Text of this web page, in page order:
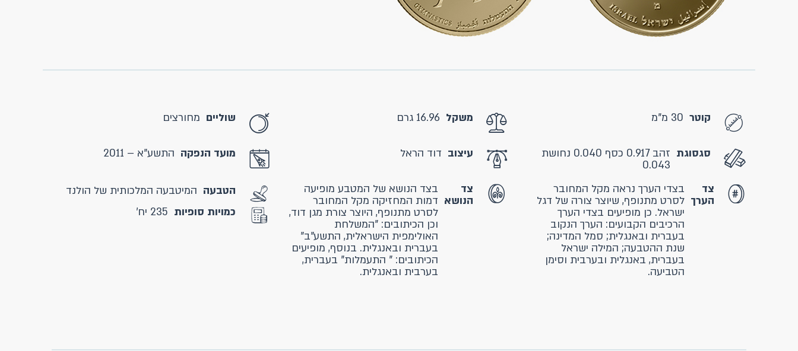
קוטר 30 מ"מ משקל 16.96 גרם שוליים מחורצים
סגסוגת
זהב 0.917 כסף 0.040 נחושת
0.043
עיצוב דוד הראל מועד הנפקה התשע"א – 2011
צד
הערך
בצדי הערך נראה מקל המחובר
לסרט מתנופף, שיוצר צורה של דגל
ישראל. כן מופיעים בצדי הערך
הרכיבים הקבועים: הערך הנקוב
בעברית ובאנגלית; סמל המדינה;
שנת ההטבעה; המילה ישראל
בעברית, באנגלית ובערבית וסימן
הטביעה.
צד
הנושא
בצד הנושא של המטבע מופיעה
דמות המחזיקה מקל המחובר
לסרט מתנופף, היוצר צורת מגן דוד,
וכן הכיתובים: "המשלחת
האולימפית הישראלית, התשע"ב"
בעברית ובאנגלית. בנוסף, מופיעים
הכיתובים: " התעמלות" בעברית,
בערבית ובאנגלית.
הטבעה המיטבעה המלכותית של הולנד
כמויות סופיות 235 יח'